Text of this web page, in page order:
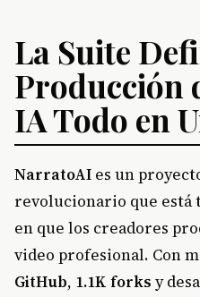
La Suite
Producción
IA Todo en
NarratoAI es un
revolucionario que
en que los creadores
video profesional. Con
GitHub, 1.1K forks y